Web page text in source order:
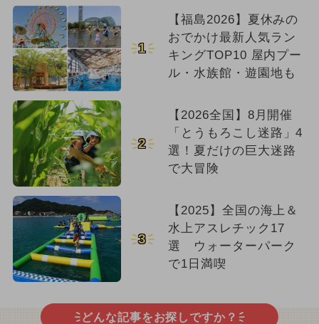
1
【福島2026】夏休みの
おでかけ最新人気ラン
キングTOP10 屋内プー
ル・水族館・遊園地も
2
【2026全国】8月開催
「とうもろこし迷路」4
選！夏だけの巨大迷路
で大冒険
3
【2025】全国の海上＆
水上アスレチック17
選 ウォーターパーク
で1日満喫
どんな記事をお探しですか？